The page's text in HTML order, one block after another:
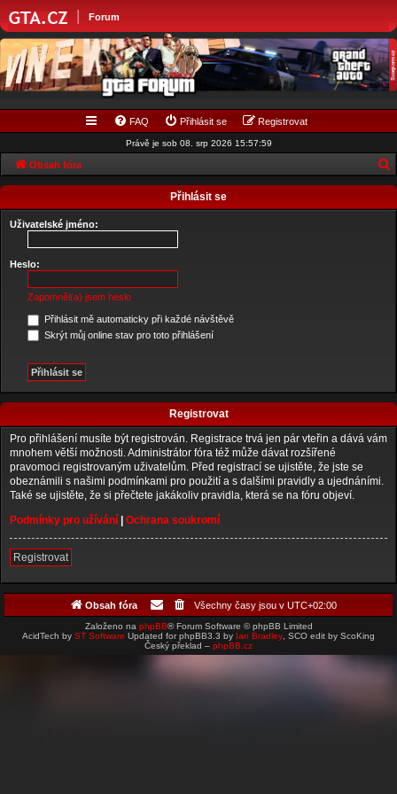
| Forum
FAQ Přihlásit se Registrovat
Právě je sob 08. srp 2026 15:57:59
Obsah fóra
l
e
Přihlásit se
Uživatelské jméno:
Heslo:
Zapomněl(a) jsem heslo
Přihlásit mě automaticky při každé návštěvě
Skrýt můj online stav pro toto přihlášení
Registrovat
Pro přihlášení musíte být registrován. Registrace trvá jen pár vteřin a dává vám
mnohem větší možnosti. Administrátor fóra též může dávat rozšířené
pravomoci registrovaným uživatelům. Před registrací se ujistěte, že jste se
obeznámili s našimi podmínkami pro použití a s dalšími pravidly a ujednáními.
Také se ujistěte, že si přečtete jakákoliv pravidla, která se na fóru objeví.
Podmínky pro užívání
Ochrana soukromí
Registrovat
Obsah fóra Všechny časy jsou v UTC+02:00
Založeno na phpBB® Forum Software © phpBB Limited
AcidTech by ST Software Updated for phpBB3.3 by Ian Bradley, SCO edit by ScoKing
Český překlad – phpBB.cz